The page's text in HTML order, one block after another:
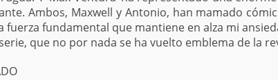
Ambos, Maxwell y Antonio, han mamado
fuerza fundamental que mantiene en alza mi
que no por nada se ha vuelto emblema de la